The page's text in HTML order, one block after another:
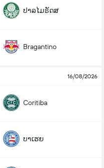
ປາລໄມຣັດສ
Bragantino
16/08/2026
Coritiba
ບາເຮຍ